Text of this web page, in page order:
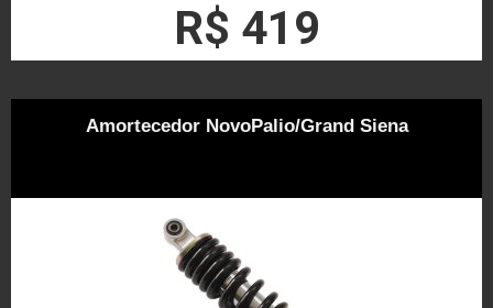
R$ 419
Amortecedor NovoPalio/Grand Siena